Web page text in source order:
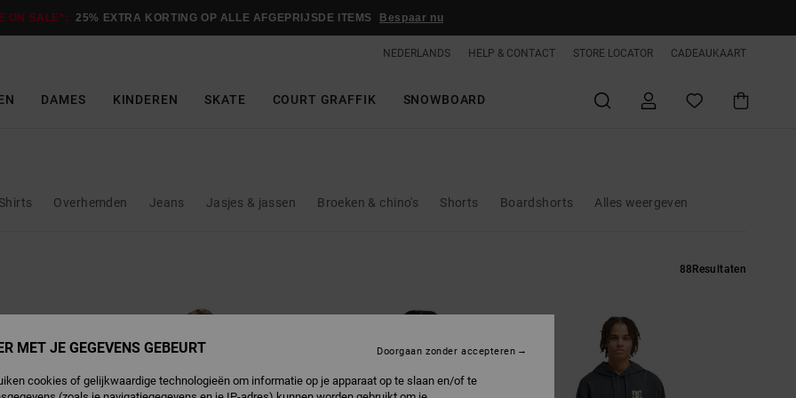
ON SALE*: 25% EXTRA KORTING OP ALLE AFGEPRIJSDE ITEMS Bespaar nu
NEDERLANDS HELP & CONTACT STORE LOCATOR CADEAUKAART
DAMES KINDEREN SKATE COURT GRAFFIK SNOWBOARD
Overhemden Jeans Jasjes & jassen Broeken & chino's Shorts Boardshorts Alles weergeven
88Resultaten
MET JE GEGEVENS GEBEURT
cookies of gelijkwaardige technologieën om informatie op je apparaat op te slaan en/of te
Doorgaan zonder accepteren